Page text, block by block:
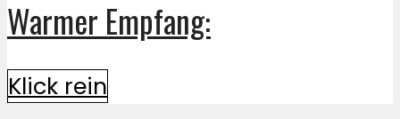
Warmer Empfang:
Klick rein